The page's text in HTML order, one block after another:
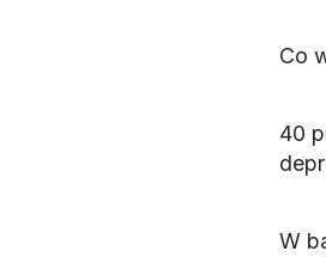
Co
40
W